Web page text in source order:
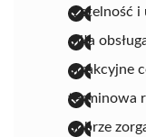
rzetelność i
miła
atrakcyjne
terminowa
dobrze